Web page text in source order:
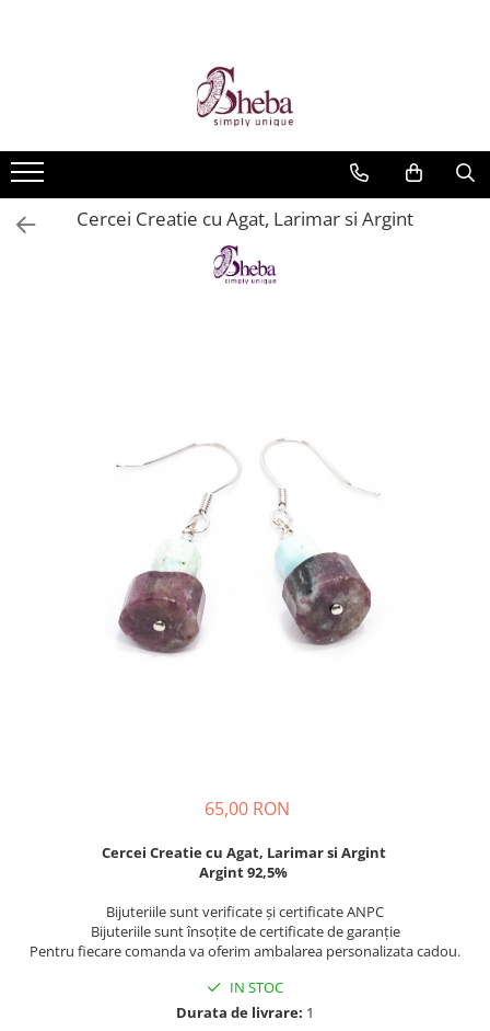
Cercei Creatie cu Agat, Larimar si Argint
65,00 RON
Cercei Creatie cu Agat, Larimar si Argint
Argint 92,5%
Bijuteriile sunt verificate şi certificate ANPC
Bijuteriile sunt însoţite de certificate de garanţie
Pentru fiecare comanda va oferim ambalarea personalizata cadou.
IN STOC
Durata de livrare: 1